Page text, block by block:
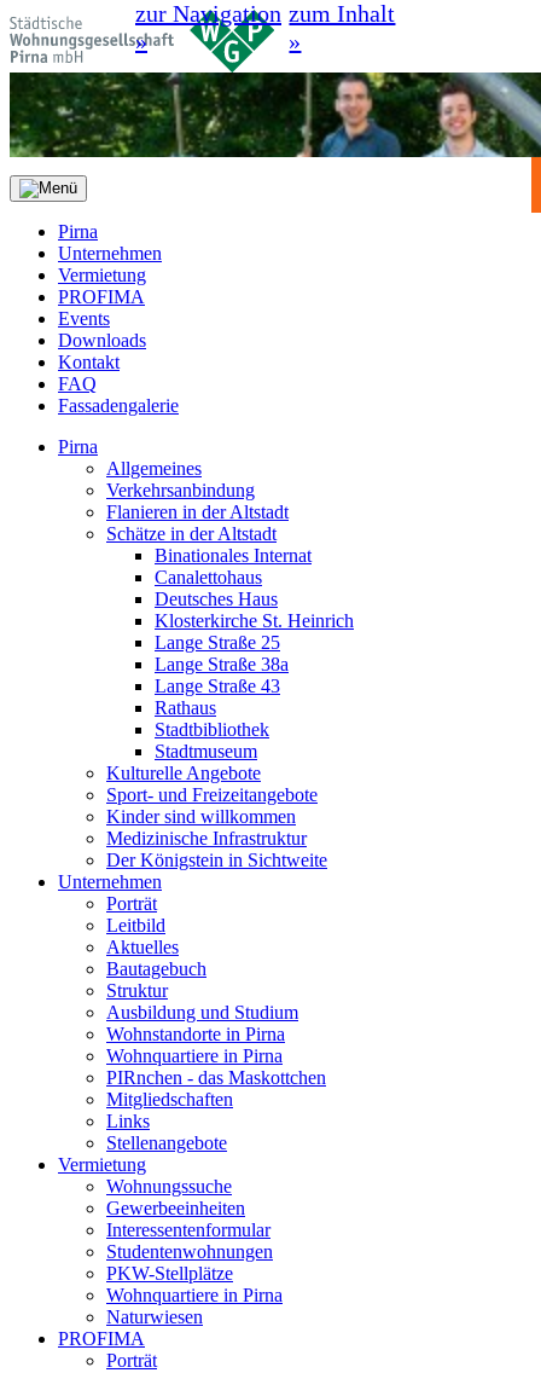
zur Navigation
»
zum Inhalt
»
Pirna
Unternehmen
Vermietung
PROFIMA
Events
Downloads
Kontakt
FAQ
Fassadengalerie
Pirna
Allgemeines
Verkehrsanbindung
Flanieren in der Altstadt
Schätze in der Altstadt
Binationales Internat
Canalettohaus
Deutsches Haus
Klosterkirche St. Heinrich
Lange Straße 25
Lange Straße 38a
Lange Straße 43
Rathaus
Stadtbibliothek
Stadtmuseum
Kulturelle Angebote
Sport- und Freizeitangebote
Kinder sind willkommen
Medizinische Infrastruktur
Der Königstein in Sichtweite
Unternehmen
Porträt
Leitbild
Aktuelles
Bautagebuch
Struktur
Ausbildung und Studium
Wohnstandorte in Pirna
Wohnquartiere in Pirna
PIRnchen - das Maskottchen
Mitgliedschaften
Links
Stellenangebote
Vermietung
Wohnungssuche
Gewerbeeinheiten
Interessentenformular
Studentenwohnungen
PKW-Stellplätze
Wohnquartiere in Pirna
Naturwiesen
PROFIMA
Porträt